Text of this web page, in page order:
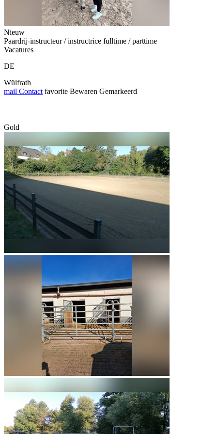
Nieuw
Paardrij-instructeur / instructrice fulltime / parttime
Vacatures
DE
Wülfrath
mail Contact favorite Bewaren Gemarkeerd
Gold